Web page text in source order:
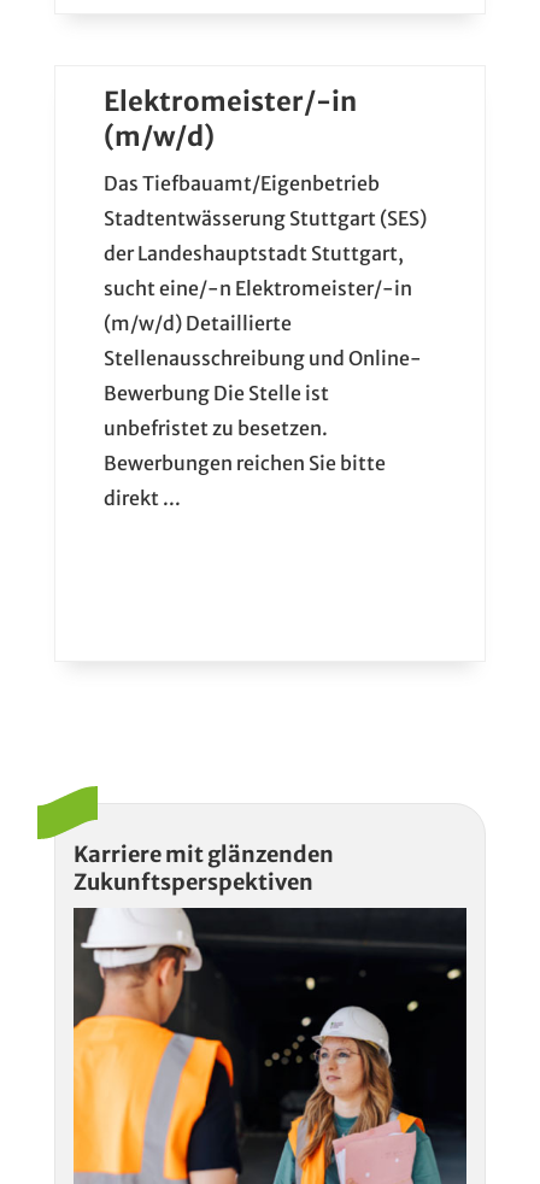
Elektromeister/-in
(m/w/d)
Das Tiefbauamt/Eigenbetrieb
Stadtentwässerung Stuttgart (SES)
der Landeshauptstadt Stuttgart,
sucht eine/-n Elektromeister/-in
(m/w/d) Detaillierte
Stellenausschreibung und Online-
Bewerbung Die Stelle ist
unbefristet zu besetzen.
Bewerbungen reichen Sie bitte
direkt ...
Karriere mit glänzenden
Zukunftsperspektiven